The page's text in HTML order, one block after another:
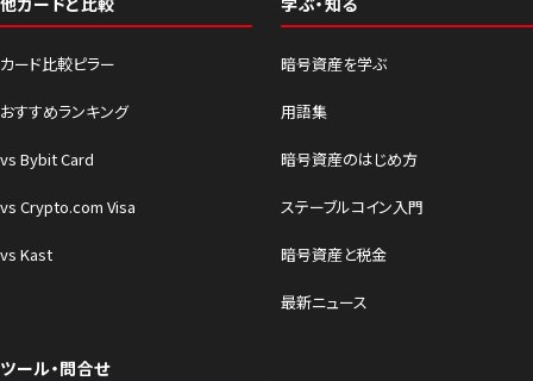
カード比較ピラー
おすすめランキング
vs Bybit Card
vs Crypto.com Visa
vs Kast
暗号資産を学ぶ
用語集
暗号資産のはじめ方
ステーブルコイン入門
暗号資産と税金
最新ニュース
ツール・問合せ